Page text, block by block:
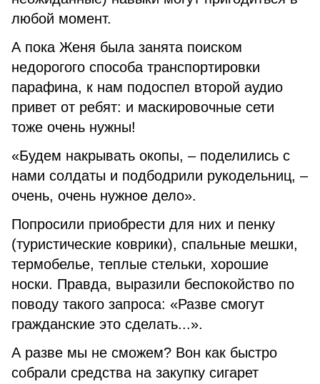
любой момент.
А пока Женя была занята поиском
недорогого способа транспортировки
парафина, к нам подоспел второй аудио
привет от ребят: и маскировочные сети
тоже очень нужны!
«Будем накрывать окопы, – поделились с
нами солдаты и подбодрили рукодельниц, –
очень, очень нужное дело».
Попросили приобрести для них и пенку
(туристические коврики), спальные мешки,
термобелье, теплые стельки, хорошие
носки. Правда, выразили беспокойство по
поводу такого запроса: «Разве смогут
гражданские это сделать...».
А разве мы не сможем? Вон как быстро
собрали средства на закупку сигарет